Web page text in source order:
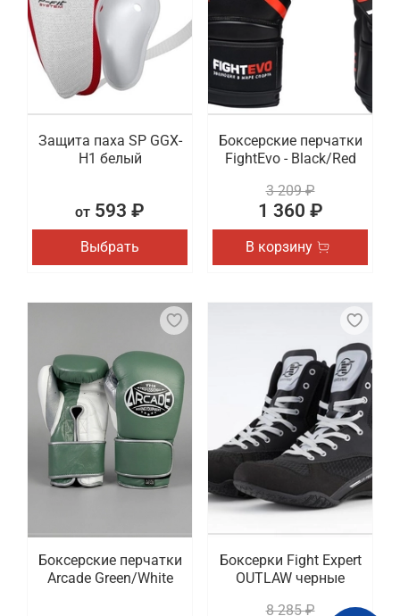
Защита паха SP GGX-
H1 белый
от 593 ₽
Выбрать
Боксерские перчатки
FightEvo - Black/Red
3 209 ₽
1 360 ₽
В корзину
Боксерские перчатки
Arcade Green/White
Боксерки Fight Expert
OUTLAW черные
8 285 ₽